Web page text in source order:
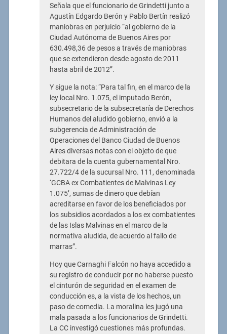
Señala que el funcionario de Grindetti junto a
Agustín Edgardo Berón y Pablo Bertín realizó
maniobras en perjuicio “al gobierno de la
Ciudad Autónoma de Buenos Aires por
630.498,36 de pesos a través de maniobras
que se extendieron desde agosto de 2011
hasta abril de 2012”.
Y sigue la nota: “Para tal fin, en el marco de la
ley local Nro. 1.075, el imputado Berón,
subsecretario de la subsecretaría de Derechos
Humanos del aludido gobierno, envió a la
subgerencia de Administración de
Operaciones del Banco Ciudad de Buenos
Aires diversas notas con el objeto de que
debitara de la cuenta gubernamental Nro.
27.722/4 de la sucursal Nro. 111, denominada
‘GCBA ex Combatientes de Malvinas Ley
1.075’, sumas de dinero que debían
acreditarse en favor de los beneficiados por
los subsidios acordados a los ex combatientes
de las Islas Malvinas en el marco de la
normativa aludida, de acuerdo al fallo de
marras”.
Hoy que Carnaghi Falcón no haya accedido a
su registro de conducir por no haberse puesto
el cinturón de seguridad en el examen de
conducción es, a la vista de los hechos, un
paso de comedia. La moralina les jugó una
mala pasada a los funcionarios de Grindetti.
La CC investigó cuestiones más profundas.